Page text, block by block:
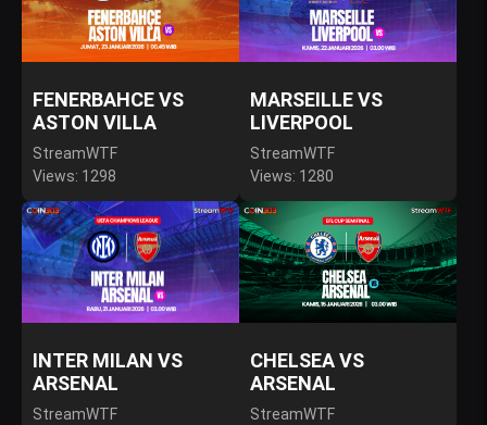
FENERBAHCE VS
ASTON VILLA
StreamWTF
Views: 1298
MARSEILLE VS
LIVERPOOL
StreamWTF
Views: 1280
INTER MILAN VS
ARSENAL
StreamWTF
CHELSEA VS
ARSENAL
StreamWTF